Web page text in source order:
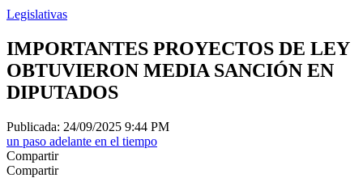
Legislativas
IMPORTANTES PROYECTOS DE LEY
OBTUVIERON MEDIA SANCIÓN EN
DIPUTADOS
Publicada: 24/09/2025 9:44 PM
un paso adelante en el tiempo
Compartir
Compartir